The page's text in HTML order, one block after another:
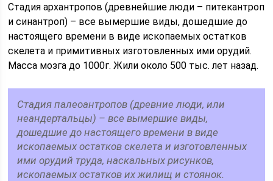
Стадия архантропов (древнейшие люди – питекантроп
и синантроп) – все вымершие виды, дошедшие до
настоящего времени в виде ископаемых остатков
скелета и примитивных изготовленных ими орудий.
Масса мозга до 1000г. Жили около 500 тыс. лет назад.
Стадия палеоантропов (древние люди, или
неандертальцы) – все вымершие виды,
дошедшие до настоящего времени в виде
ископаемых остатков скелета и изготовленных
ими орудий труда, наскальных рисунков,
ископаемых остатков их жилищ и стоянок.